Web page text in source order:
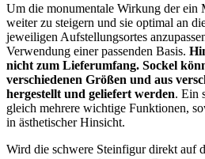
Um die monumentale Wirkung der ein
weiter zu steigern und sie optimal an
jeweiligen Aufstellungsortes
Verwendung einer passenden Basis.
nicht zum Lieferumfang. Sockel
verschiedenen Größen und aus
hergestellt und geliefert werden. Ein
gleich mehrere wichtige Funktionen,
in ästhetischer Hinsicht.
Wird die schwere Steinfigur direkt auf